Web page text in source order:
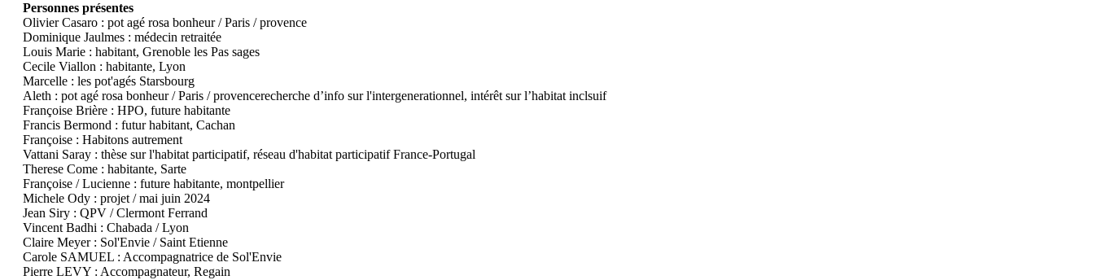
Personnes présentes
Olivier Casaro : pot agé rosa bonheur / Paris / provence
Dominique Jaulmes : médecin retraitée
Louis Marie : habitant, Grenoble les Pas sages
Cecile Viallon : habitante, Lyon
Marcelle : les pot'agés Starsbourg
Aleth : pot agé rosa bonheur / Paris / provencerecherche d’info sur l'intergenerationnel, intérêt sur l’habitat inclsuif
Françoise Brière : HPO, future habitante
Francis Bermond : futur habitant, Cachan
Françoise : Habitons autrement
Vattani Saray : thèse sur l'habitat participatif, réseau d'habitat participatif France-Portugal
Therese Come : habitante, Sarte
Françoise / Lucienne : future habitante, montpellier
Michele Ody : projet / mai juin 2024
Jean Siry : QPV / Clermont Ferrand
Vincent Badhi : Chabada / Lyon
Claire Meyer : Sol'Envie / Saint Etienne
Carole SAMUEL : Accompagnatrice de Sol'Envie
Pierre LEVY : Accompagnateur, Regain